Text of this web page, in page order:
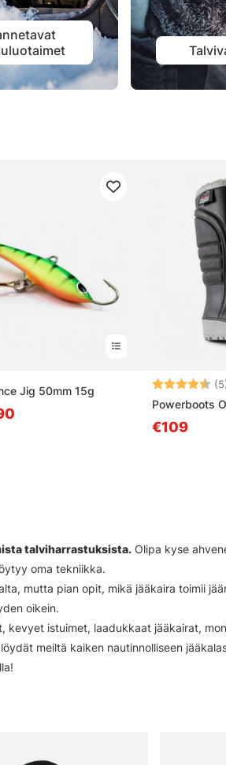
Jig 50mm 15g
Arvio:
Powerboots
€109
talviharrastuksista. Olipa kyse
oma tekniikka.
mutta pian opit, mikä jääkaira toimii
oikein.
kevyet istuimet, laadukkaat jääkairat,
meiltä kaiken nautinnolliseen